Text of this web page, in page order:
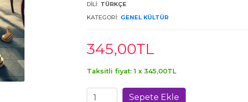
DILI: TÜRKÇE
KATEGORI: GENEL KÜLTÜR
345,00TL
Taksitli fiyat: 1 x 345,00TL
Sepete Ekle